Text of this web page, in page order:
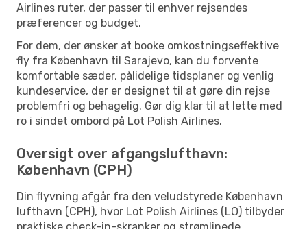
Airlines ruter, der passer til enhver rejsendes
præferencer og budget.
For dem, der ønsker at booke omkostningseffektive
fly fra København til Sarajevo, kan du forvente
komfortable sæder, pålidelige tidsplaner og venlig
kundeservice, der er designet til at gøre din rejse
problemfri og behagelig. Gør dig klar til at lette med
ro i sindet ombord på Lot Polish Airlines.
Oversigt over afgangslufthavn:
København (CPH)
Din flyvning afgår fra den veludstyrede København
lufthavn (CPH), hvor Lot Polish Airlines (LO) tilbyder